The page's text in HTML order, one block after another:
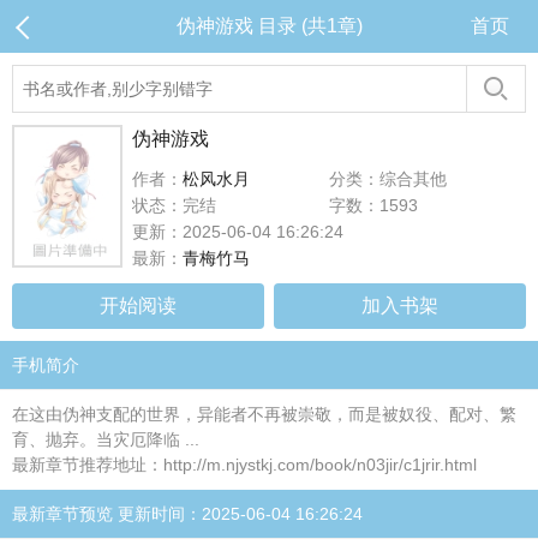
伪神游戏 目录 (共1章) 首页
伪神游戏
作者： 松风水月
分类：综合其他
状态：完结
字数：1593
更新：2025-06-04 16:26:24
最新： 青梅竹马
开始阅读 加入书架
手机简介
在这由伪神支配的世界，异能者不再被崇敬，而是被奴役、配对、繁
育、抛弃。当灾厄降临 ...
最新章节推荐地址：http://m.njystkj.com/book/n03jir/c1jrir.html
最新章节预览 更新时间：2025-06-04 16:26:24